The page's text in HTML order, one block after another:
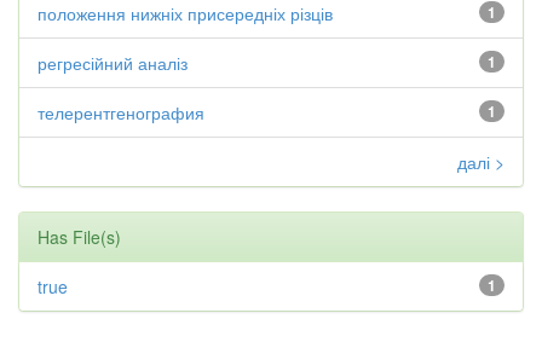
1
положення нижніх присередніх різців
1
регресійний аналіз
1
телерентгенография
далі >
Has File(s)
1
true